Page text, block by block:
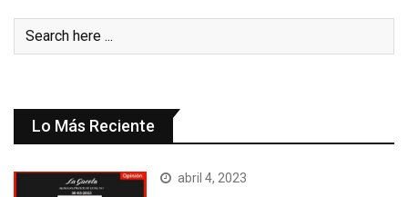
Lo Más Reciente
abril 4, 2023